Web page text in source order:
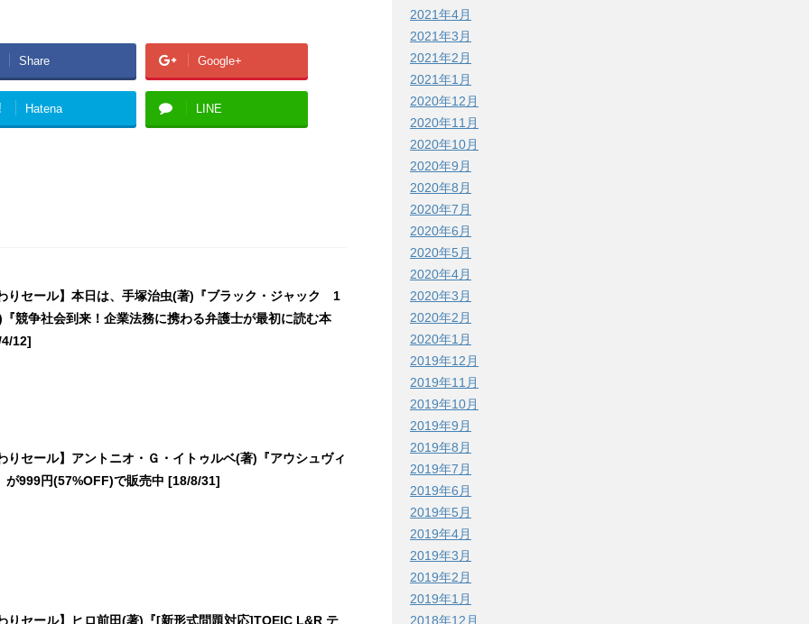
Share Google+
Hatena LINE
りセール】本日は、手塚治虫(著)『ブラック・ジャック 1
競争社会到来！企業法務に携わる弁護士が最初に読む本
12]
りセール】アントニオ・Ｇ・イトゥルベ(著)『アウシュヴィ
が999円(57%OFF)で販売中 [18/8/31]
りセール】ヒロ前田(著)『[新形式問題対応]TOEIC L&R テ
2021年4月
2021年3月
2021年2月
2021年1月
2020年12月
2020年11月
2020年10月
2020年9月
2020年8月
2020年7月
2020年6月
2020年5月
2020年4月
2020年3月
2020年2月
2020年1月
2019年12月
2019年11月
2019年10月
2019年9月
2019年8月
2019年7月
2019年6月
2019年5月
2019年4月
2019年3月
2019年2月
2019年1月
2018年12月